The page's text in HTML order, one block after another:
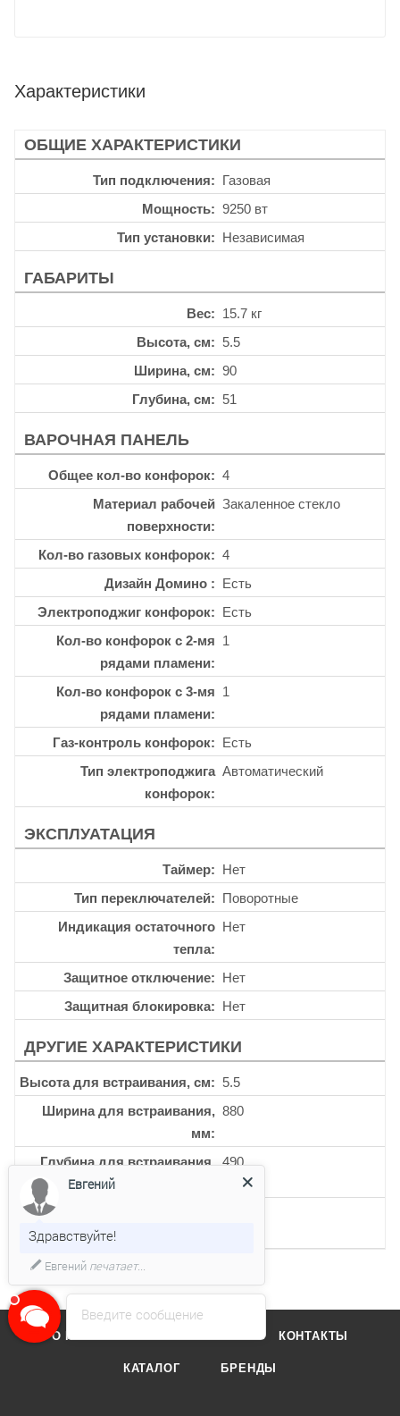
Характеристики
ОБЩИЕ ХАРАКТЕРИСТИКИ
Тип подключения
Газовая
Мощность
9250 вт
Тип установки
Независимая
ГАБАРИТЫ
Вес
15.7 кг
Высота, см
5.5
Ширина, см
90
Глубина, см
51
ВАРОЧНАЯ ПАНЕЛЬ
Общее кол-во конфорок
4
Материал рабочей
поверхности
Закаленное стекло
Кол-во газовых конфорок
4
Дизайн Домино
Есть
Электроподжиг конфорок
Есть
Кол-во конфорок с 2-мя
рядами пламени
1
Кол-во конфорок с 3-мя
рядами пламени
1
Газ-контроль конфорок
Есть
Тип электроподжига
конфорок
Автоматический
ЭКСПЛУАТАЦИЯ
Таймер
Нет
Тип переключателей
Поворотные
Индикация остаточного
тепла
Нет
Защитное отключение
Нет
Защитная блокировка
Нет
ДРУГИЕ ХАРАКТЕРИСТИКИ
Высота для встраивания, см
5.5
Ширина для встраивания,
мм
880
Глубина для встраивания, 490
О КОМПАНИИ ОТЗЫВЫ КОНТАКТЫ
КАТАЛОГ БРЕНДЫ
Введите сообщение
Евгений
Здравствуйте!
Евгенийпечатает...